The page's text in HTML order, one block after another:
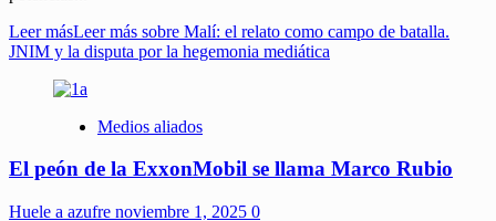
Leer másLeer más sobre Malí: el relato como campo de batalla.
JNIM y la disputa por la hegemonia mediática
Medios aliados
El peón de la ExxonMobil se llama Marco Rubio
Huele a azufre noviembre 1, 2025 0